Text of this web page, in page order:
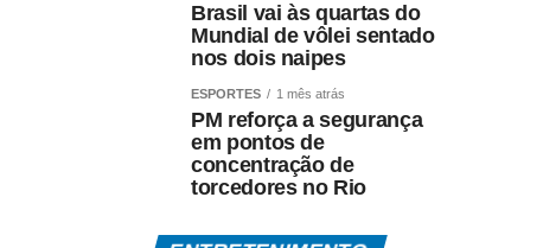
Brasil vai às quartas do
Mundial de vôlei sentado
nos dois naipes
ESPORTES 1 mês atrás
PM reforça a segurança
em pontos de
concentração de
torcedores no Rio